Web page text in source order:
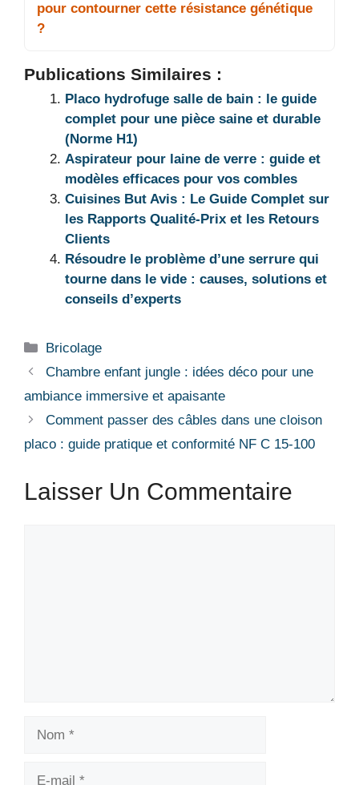
pour contourner cette résistance génétique
?
Publications Similaires :
Placo hydrofuge salle de bain : le guide
complet pour une pièce saine et durable
(Norme H1)
Aspirateur pour laine de verre : guide et
modèles efficaces pour vos combles
Cuisines But Avis : Le Guide Complet sur
les Rapports Qualité-Prix et les Retours
Clients
Résoudre le problème d’une serrure qui
tourne dans le vide : causes, solutions et
conseils d’experts
Catégories
Bricolage
Chambre enfant jungle : idées déco pour une
ambiance immersive et apaisante
Comment passer des câbles dans une cloison
placo : guide pratique et conformité NF C 15-100
Laisser Un Commentaire